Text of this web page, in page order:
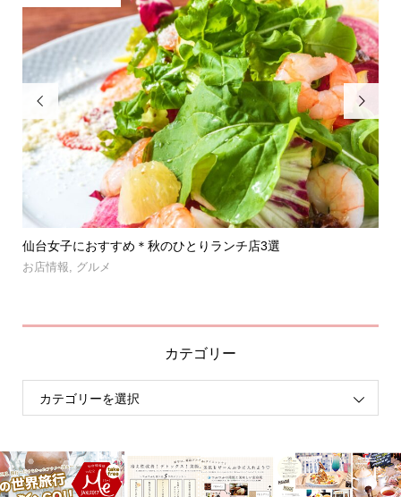

仙台女子におすすめ＊秋のひとりランチ店3選
お店情報 グルメ

カテゴリー